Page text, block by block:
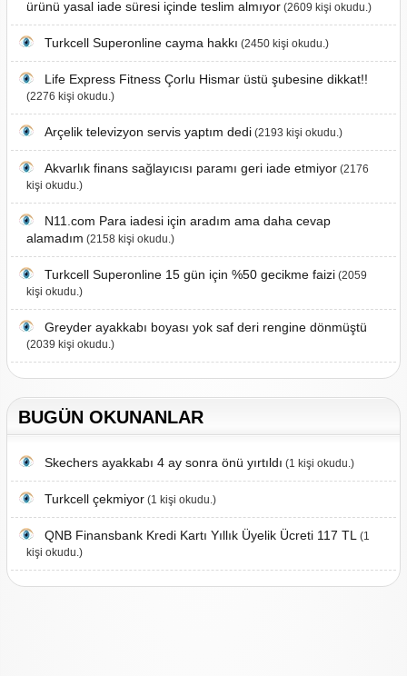
ürünü yasal iade süresi içinde teslim almıyor(2609 kişi okudu.)
Turkcell Superonline cayma hakkı (2450 kişi okudu.)
Life Express Fitness Çorlu Hismar üstü şubesine dikkat!!
(2276 kişi okudu.)
Arçelik televizyon servis yaptım dedi(2193 kişi okudu.)
Akvarlık finans sağlayıcısı paramı geri iade etmiyor(2176
kişi okudu.)
N11.com Para iadesi için aradım ama daha cevap
alamadım (2158 kişi okudu.)
Turkcell Superonline 15 gün için %50 gecikme faizi(2059
kişi okudu.)
Greyder ayakkabı boyası yok saf deri rengine dönmüştü
(2039 kişi okudu.)
BUGÜN OKUNANLAR
Skechers ayakkabı 4 ay sonra önü yırtıldı (1 kişi okudu.)
Turkcell çekmiyor(1 kişi okudu.)
QNB Finansbank Kredi Kartı Yıllık Üyelik Ücreti 117 TL (1
kişi okudu.)